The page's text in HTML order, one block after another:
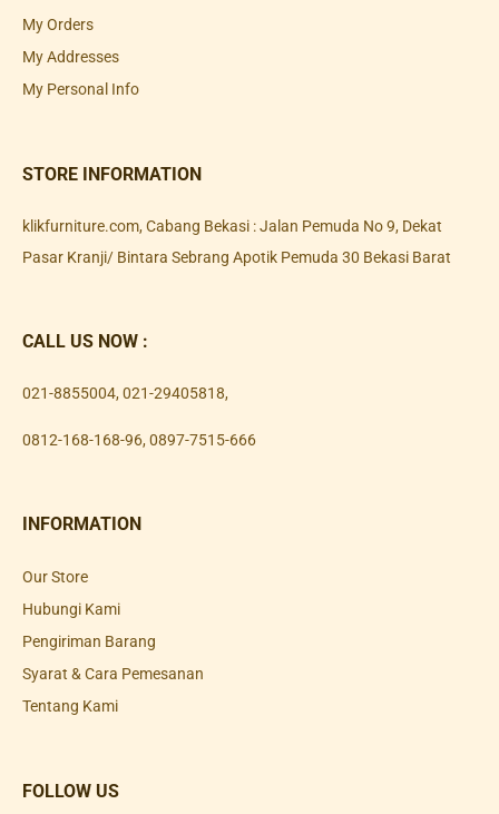
My Orders
My Addresses
My Personal Info
STORE INFORMATION
klikfurniture.com, Cabang Bekasi : Jalan Pemuda No 9, Dekat
Pasar Kranji/ Bintara Sebrang Apotik Pemuda 30 Bekasi Barat
CALL US NOW :
021-8855004, 021-29405818,
0812-168-168-96, 0897-7515-666
INFORMATION
Our Store
Hubungi Kami
Pengiriman Barang
Syarat & Cara Pemesanan
Tentang Kami
FOLLOW US